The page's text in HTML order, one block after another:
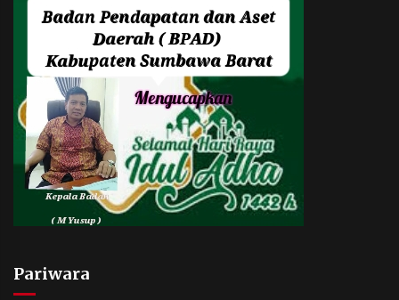
Pariwara